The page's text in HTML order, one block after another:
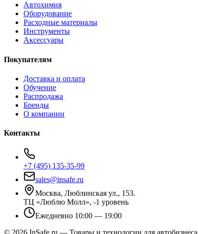
Автохимия
Оборудование
Расходные материалы
Инструменты
Аксессуары
Покупателям
Доставка и оплата
Обучение
Распродажа
Бренды
О компании
Контакты
+7 (495) 135-35-99
sales@insafe.ru
Москва, Люблинская ул., 153.
ТЦ «Люблю Молл», -1 уровень
Ежедневно 10:00 — 19:00